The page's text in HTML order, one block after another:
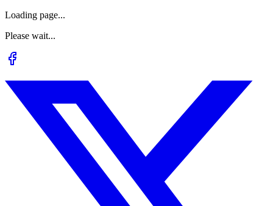
Loading page...
Please wait...